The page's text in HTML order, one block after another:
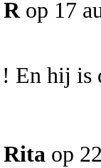
Rop 17
En hij is
Rita op